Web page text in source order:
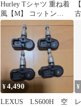
Hurley Tシャツ 重ね着
風【M】 コットン
100％ 黒
¥4,490
LEXUS LS600H 空
¥